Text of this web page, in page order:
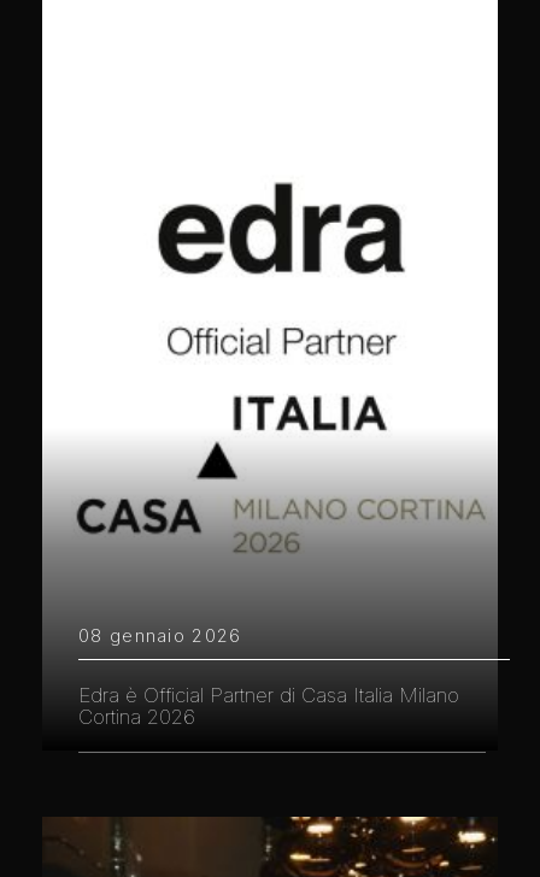
08 gennaio 2026
Edra è Official Partner di Casa Italia Milano
Cortina 2026